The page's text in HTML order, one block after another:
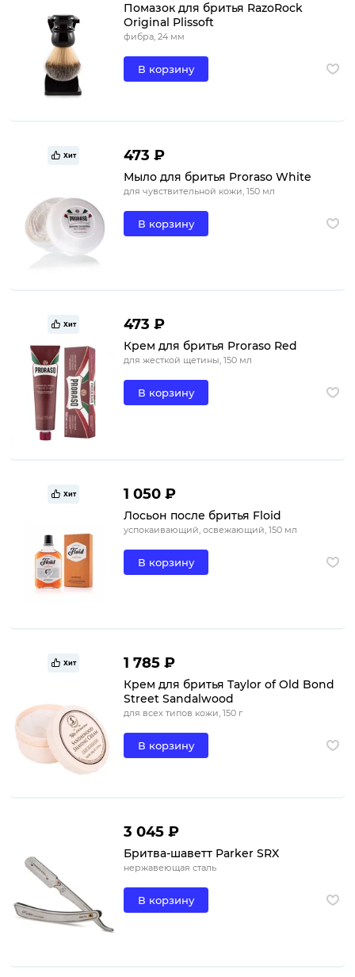
Помазок для бритья RazoRock
Original Plissoft
фибра, 24 мм
В корзину
Хит 473 ₽
Мыло для бритья Proraso White
для чувствительной кожи, 150 мл
В корзину
Хит 473 ₽
Крем для бритья Proraso Red
для жесткой щетины, 150 мл
В корзину
Хит 1 050 ₽
Лосьон после бритья Floid
успокаивающий, освежающий, 150 мл
В корзину
Хит 1 785 ₽
Крем для бритья Taylor of Old Bond
Street Sandalwood
для всех типов кожи, 150 г
В корзину
3 045 ₽
Бритва-шаветт Parker SRX
нержавеющая сталь
В корзину